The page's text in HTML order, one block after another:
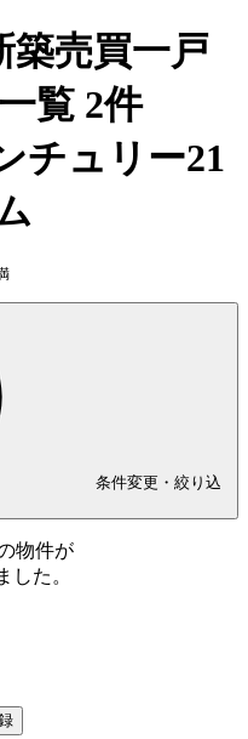
築売買一戸
覧 2件
チュリー21
条件変更・絞り込
物件が
した。